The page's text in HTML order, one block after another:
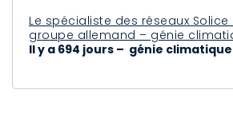
Le spécialiste des réseaux
groupe allemand – génie
Il y a 694 jours – génie